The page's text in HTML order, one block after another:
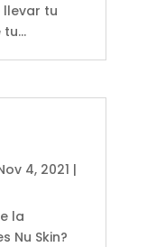
llevar tu
4, 2021 |
la
Nu Skin?